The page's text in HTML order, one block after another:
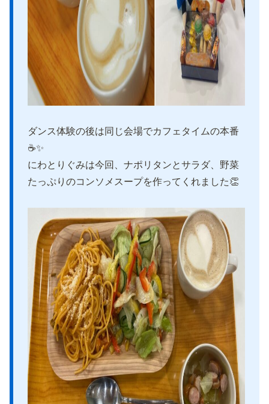
ダンス体験の後は同じ会場でカフェタイムの本番
☕️✨
にわとりぐみは今回、ナポリタンとサラダ、野菜
たっぷりのコンソメスープを作ってくれました👏